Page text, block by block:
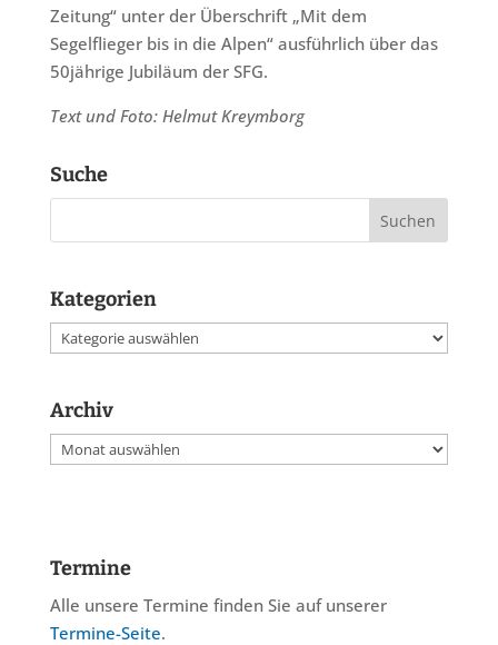
Zeitung“ unter der Überschrift „Mit dem
Segelflieger bis in die Alpen“ ausführlich über das
50jährige Jubiläum der SFG.
Text und Foto: Helmut Kreymborg
Suche
Kategorien
Kategorien
Archiv
Archiv
Termine
Alle unsere Termine finden Sie auf unserer
Termine-Seite.